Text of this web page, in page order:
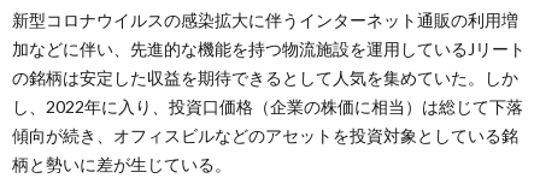
新型コロナウイルスの感染拡大に伴うインターネット通販の利用増
加などに伴い、先進的な機能を持つ物流施設を運用しているJリート
の銘柄は安定した収益を期待できるとして人気を集めていた。しか
し、2022年に入り、投資口価格（企業の株価に相当）は総じて下落
傾向が続き、オフィスビルなどのアセットを投資対象としている銘
柄と勢いに差が生じている。